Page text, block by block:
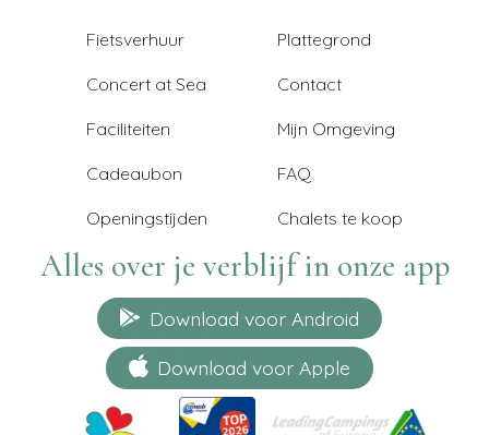
Fietsverhuur
Concert at Sea
Faciliteiten
Cadeaubon
Openingstijden
Plattegrond
Contact
Mijn Omgeving
FAQ
Chalets te koop
Alles over je verblijf in onze app
Download voor Android
Download voor Apple